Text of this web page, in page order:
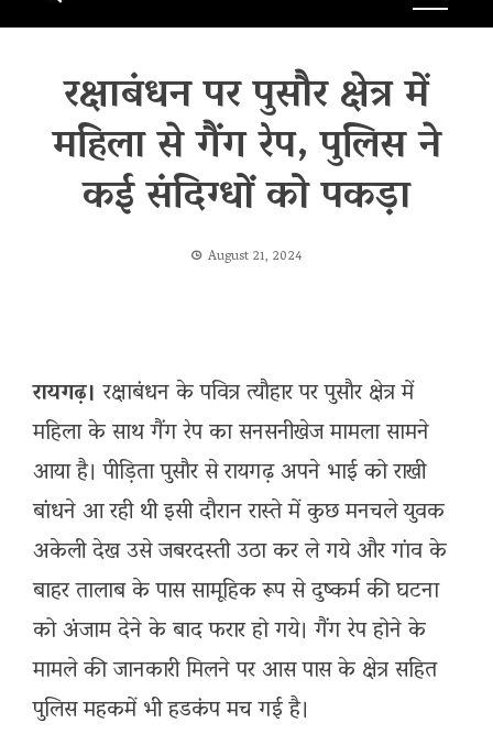
रक्षाबंधन पर पुसौर क्षेत्र में
महिला से गैंग रेप, पुलिस ने
कई संदिग्धों को पकड़ा
August 21, 2024
रायगढ़। रक्षाबंधन के पवित्र त्यौहार पर पुसौर क्षेत्र में
महिला के साथ गैंग रेप का सनसनीखेज मामला सामने
आया है। पीड़िता पुसौर से रायगढ़ अपने भाई को राखी
बांधने आ रही थी इसी दौरान रास्ते में कुछ मनचले युवक
अकेली देख उसे जबरदस्ती उठा कर ले गये और गांव के
बाहर तालाब के पास सामूहिक रूप से दुष्कर्म की घटना
को अंजाम देने के बाद फरार हो गये। गैंग रेप होने के
मामले की जानकारी मिलने पर आस पास के क्षेत्र सहित
पुलिस महकमें भी हडकंप मच गई है।